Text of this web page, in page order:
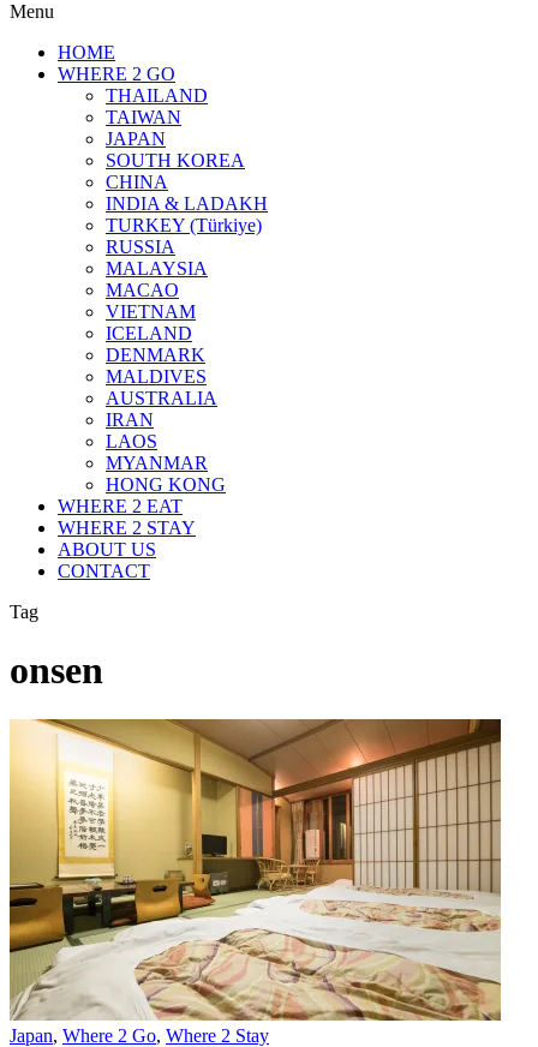
Menu
HOME
WHERE 2 GO
THAILAND
TAIWAN
JAPAN
SOUTH KOREA
CHINA
INDIA & LADAKH
TURKEY (Türkiye)
RUSSIA
MALAYSIA
MACAO
VIETNAM
ICELAND
DENMARK
MALDIVES
AUSTRALIA
IRAN
LAOS
MYANMAR
HONG KONG
WHERE 2 EAT
WHERE 2 STAY
ABOUT US
CONTACT
Tag
onsen
Japan, Where 2 Go, Where 2 Stay